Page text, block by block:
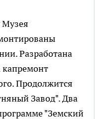
Музея
Разработана
капремонт
Продолжится
Завод". Два
"Земский